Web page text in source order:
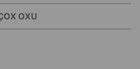
OXU